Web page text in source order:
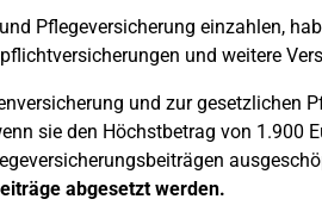
Pflegeversicherung einzahlen,
und weitere
und zur gesetzlichen
sie den Höchstbetrag von 1.900
abgesetzt werden.